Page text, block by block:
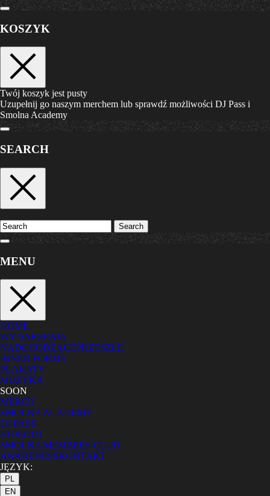
KOSZYK
Twój koszyk jest pusty
Uzupełnij go naszym merchem lub sprawdź możliwości DJ Pass i
Smolna Academy
SEARCH
Search
MENU
HOME
WYDARZENIA
NADCHODZĄCEPRZESZŁE
INNER FORMS
PLAKATY
MUZYKA
SOON
MERCH
SMOLNA ACADEMY
DJ PASS
HIDEOUT
SMOLNA MEMBERS CLUB
AWARENESSKONTAKT
JĘZYK:
PL
EN